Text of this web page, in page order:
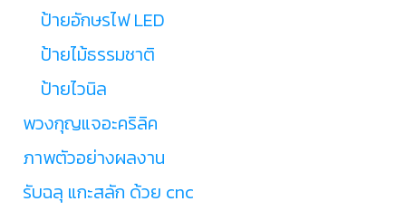
ป้ายอักษรไฟ LED
ป้ายไม้ธรรมชาติ
ป้ายไวนิล
พวงกุญแจอะคริลิค
ภาพตัวอย่างผลงาน
รับฉลุ แกะสลัก ด้วย cnc